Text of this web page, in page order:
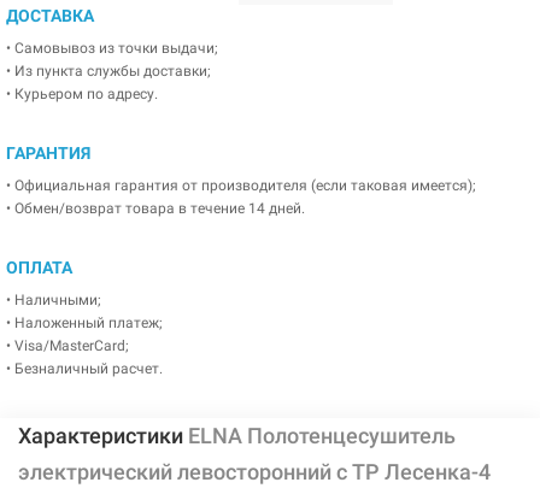
ДОСТАВКА
• Самовывоз из точки выдачи;
• Из пункта службы доставки;
• Курьером по адресу.
ГАРАНТИЯ
• Официальная гарантия от производителя (если таковая имеется);
• Обмен/возврат товара в течение 14 дней.
ОПЛАТА
• Наличными;
• Наложенный платеж;
• Visa/MasterCard;
• Безналичный расчет.
Характеристики ELNA Полотенцесушитель
электрический левосторонний с ТР Лесенка-4